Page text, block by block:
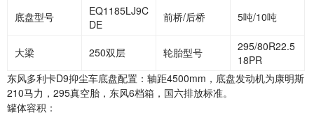
底盘型号
EQ1185LJ9C
DE
前桥/后桥 5吨/10吨
大梁 250双层 轮胎型号
295/80R22.5
18PR
东风多利卡D9抑尘车底盘配置：轴距4500mm，底盘发动机为康明斯
210马力，295真空胎，东风6档箱，国六排放标准。
罐体容积：